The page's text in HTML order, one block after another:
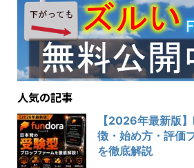
人気の記事
【2026年最新版
徴・始め方・評価
を徹底解説